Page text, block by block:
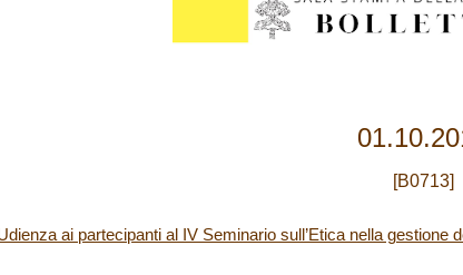
[B0713]
ai partecipanti al IV Seminario sull’Etica nella gestione